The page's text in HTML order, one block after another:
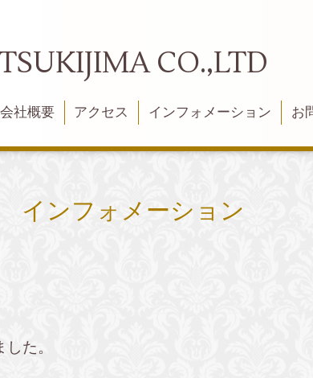
CO.,LTD
会社概要 アクセス インフォメーション お
インフォメーション
た。